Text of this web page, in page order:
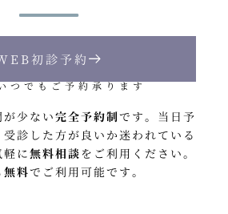
初診予約
つでもご予約承ります
少ない完全予約制です。 当日予
受診した方が良いか迷われている
に無料相談 をご利用ください。
無料でご利用可能です。